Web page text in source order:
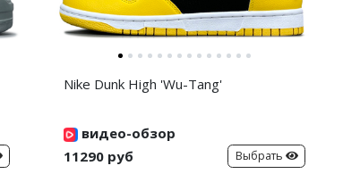
Nike Dunk High 'Wu-Tang'
видео-обзор
11290 руб
Выбрать